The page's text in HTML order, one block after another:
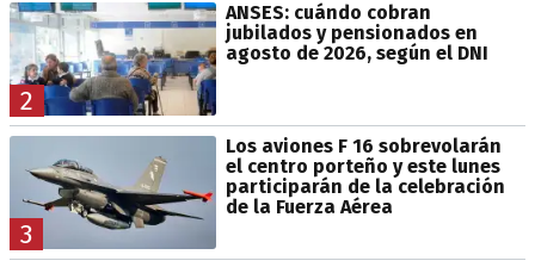
2
ANSES: cuándo cobran
jubilados y pensionados en
agosto de 2026, según el DNI
3
Los aviones F 16 sobrevolarán
el centro porteño y este lunes
participarán de la celebración
de la Fuerza Aérea